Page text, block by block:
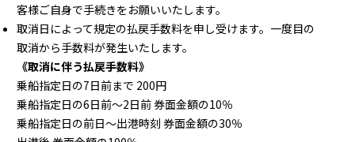
客様ご自身で手続きをお願いいたします。
取消日によって規定の払戻手数料を申し受けます。一度目の
取消から手数料が発生いたします。
《取消に伴う払戻手数料》
乗船指定日の7日前まで 200円
乗船指定日の6日前～2日前 券面金額の10％
乗船指定日の前日～出港時刻 券面金額の30％